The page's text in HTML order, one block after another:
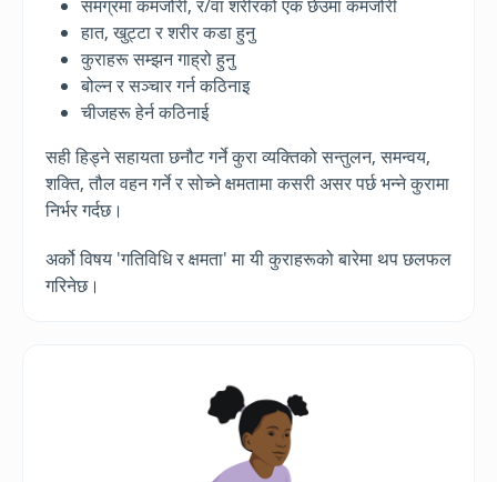
समग्रमा कमजोरी, र/वा शरीरको एक छेउमा कमजोरी
हात, खुट्टा र शरीर कडा हुनु
कुराहरू सम्झन गाह्रो हुनु
बोल्न र सञ्चार गर्न कठिनाइ
चीजहरू हेर्न कठिनाई
सही हिड्ने सहायता छनौट गर्ने कुरा व्यक्तिको सन्तुलन, समन्वय,
शक्ति, तौल वहन गर्ने र सोच्ने क्षमतामा कसरी असर पर्छ भन्ने कुरामा
निर्भर गर्दछ।
अर्को विषय 'गतिविधि र क्षमता' मा यी कुराहरूको बारेमा थप छलफल
गरिनेछ।